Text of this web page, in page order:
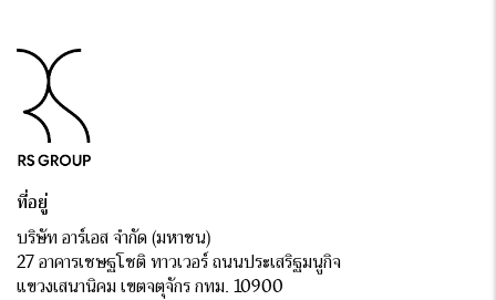
ที่อยู่
บริษัท อาร์เอส จำกัด (มหาชน)
27 อาคารเชษฐโชติ ทาวเวอร์ ถนนประเสริฐมนูกิจ
แขวงเสนานิคม เขตจตุจักร กทม. 10900